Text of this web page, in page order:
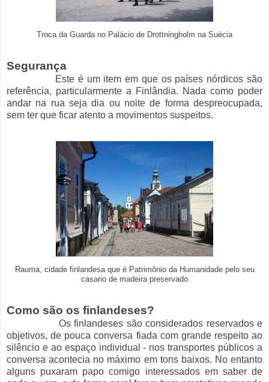
Troca da Guarda no Palácio de Drottningholm na Suécia
Segurança
Este é um item em que os países nórdicos são
referência, particularmente a Finlândia. Nada como poder
andar na rua seja dia ou noite de forma despreocupada,
sem ter que ficar atento a movimentos suspeitos.
Rauma, cidade finlandesa que é Patrimônio da Humanidade pelo seu
casario de madeira preservado
Como são os finlandeses?
Os finlandeses são considerados reservados e
objetivos, de pouca conversa fiada com grande respeito ao
silêncio e ao espaço individual - nos transportes públicos a
conversa acontecia no máximo em tons baixos. No entanto
alguns puxaram papo comigo interessados em saber de